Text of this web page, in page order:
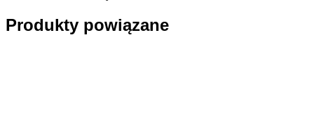
Produkty powiązane